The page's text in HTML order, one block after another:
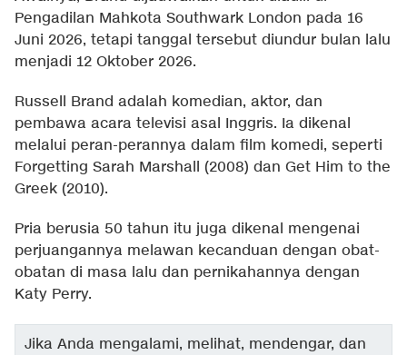
Pengadilan Mahkota Southwark London pada 16
Juni 2026, tetapi tanggal tersebut diundur bulan lalu
menjadi 12 Oktober 2026.
Russell Brand adalah komedian, aktor, dan
pembawa acara televisi asal Inggris. Ia dikenal
melalui peran-perannya dalam film komedi, seperti
Forgetting Sarah Marshall (2008) dan Get Him to the
Greek (2010).
Pria berusia 50 tahun itu juga dikenal mengenai
perjuangannya melawan kecanduan dengan obat-
obatan di masa lalu dan pernikahannya dengan
Katy Perry.
Jika Anda mengalami, melihat, mendengar, dan